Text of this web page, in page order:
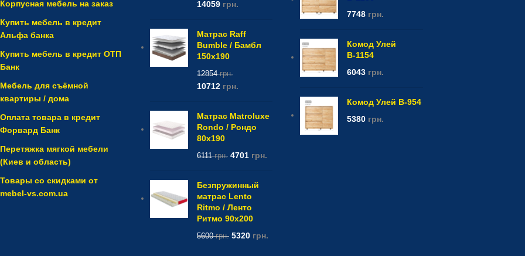
Корпусная мебель на заказ
Купить мебель в кредит
Альфа банка
Купить мебель в кредит ОТП
Банк
Мебель для съёмной
квартиры / дома
Оплата товара в кредит
Форвард Банк
Перетяжка мягкой мебели
(Киев и область)
Товары со скидками от
mebel-vs.com.ua
14059 грн.
Матрас Raff
Bumble / Бамбл
150x190
12854грн.
10712 грн.
Матрас Matroluxe
Rondo / Рондо
80x190
6111грн. 4701 грн.
Безпружинный
матрас Lento
Ritmo / Ленто
Ритмо 90x200
5600грн. 5320 грн.
7748 грн.
Комод Улей
В-1154
6043 грн.
Комод Улей В-954
5380 грн.